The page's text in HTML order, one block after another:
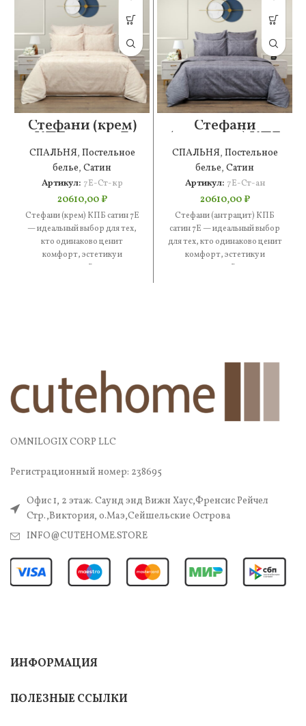
Стефани (крем)
КПБ сатин 7Е
СПАЛЬНЯ, Постельное
белье, Сатин
Артикул: 7Е-Ст-кр
20610,00₽
Стефани (крем) КПБ сатин 7Е
— идеальный выбор для тех,
кто одинаково ценит
комфорт, эстетику и
практичность. В составе —
Стефани
(антрацит) КПБ
сатин 7Е
СПАЛЬНЯ, Постельное
белье, Сатин
Артикул: 7Е-Ст-ан
20610,00₽
Стефани (антрацит) КПБ
сатин 7Е — идеальный выбор
для тех, кто одинаково ценит
комфорт, эстетику и
практичность. В составе —
OMNILOGIX CORP LLC
Регистрационный номер: 238695
Офис 1, 2 этаж. Саунд энд Вижн Хаус,Френсис Рейчел
Стр.,Виктория, о.Маэ,Сейшельские Острова
INFO@CUTEHOME.STORE
ИНФОРМАЦИЯ
ПОЛЕЗНЫЕ ССЫЛКИ